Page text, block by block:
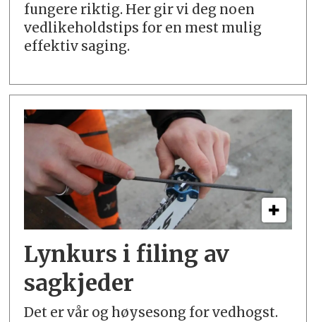
fungere riktig. Her gir vi deg noen
vedlikeholdstips for en mest mulig
effektiv saging.
Lynkurs i filing av
sagkjeder
Det er vår og høysesong for vedhogst.